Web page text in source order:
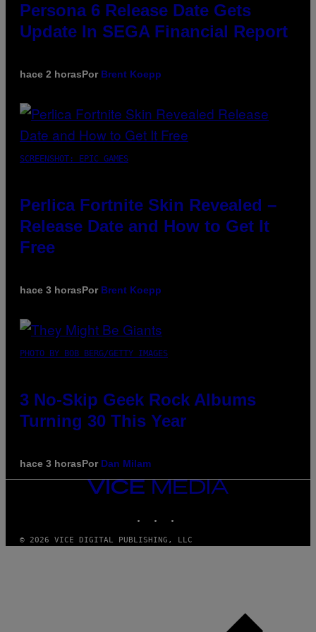
Persona 6 Release Date Gets
Update In SEGA Financial Report
hace 2 horasPor Brent Koepp
SCREENSHOT: EPIC GAMES
Perlica Fortnite Skin Revealed –
Release Date and How to Get It
Free
hace 3 horasPor Brent Koepp
PHOTO BY BOB BERG/GETTY IMAGES
3 No-Skip Geek Rock Albums
Turning 30 This Year
hace 3 horasPor Dan Milam
VICE
© 2026 VICE DIGITAL PUBLISHING, LLC